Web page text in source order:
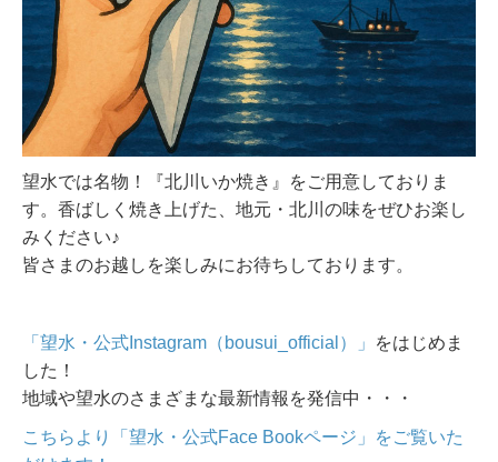
望水では名物！『北川いか焼き』をご用意しておりま
す。香ばしく焼き上げた、地元・北川の味をぜひお楽し
みください♪
皆さまのお越しを楽しみにお待ちしております。
「望水・公式Instagram（bousui_official）」
をはじめま
した！
地域や望水のさまざまな最新情報を発信中・・・
こちらより「望水・公式Face Bookページ」をご覧いた